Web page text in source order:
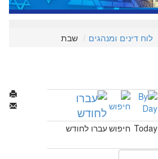
לוח דינים ומנהגים שבת
Today חיפושעברו לחודש